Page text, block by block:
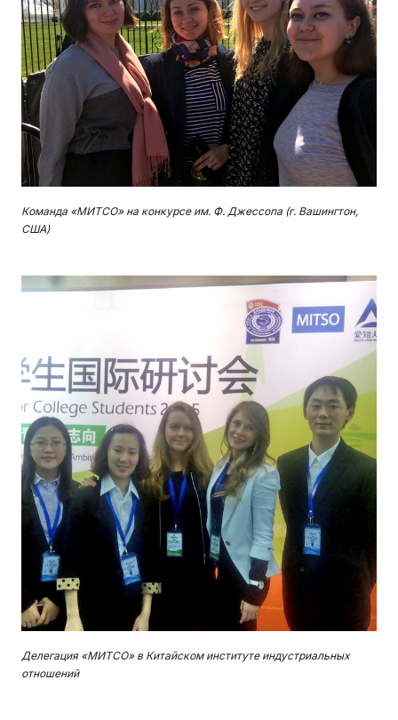
Команда «МИТСО» на конкурсе им. Ф. Джессопа (г. Вашингтон,
США)
Делегация «МИТСО» в Китайском институте индустриальных
отношений